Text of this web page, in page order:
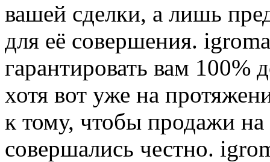
вашей сделки, а лишь
для её совершения.
гарантировать вам 100%
хотя вот уже на
к тому, чтобы продажи
совершались честно.